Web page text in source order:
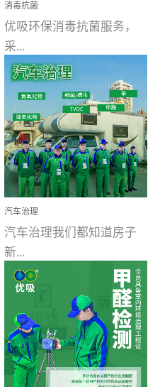
消毒抗菌
优吸环保消毒抗菌服务，
采...
用行业公认奥维牌消毒
液，具备杀死人体冠状病
毒的功效，杀菌率
99.99%。相对于传统消毒
液来说，无...
汽车治理
汽车治理我们都知道房子
新...
装修完会有甲醛，其实汽
车的甲醛超标问题更为严
重。汽车的空间范围小，
配件、皮具、装饰多，这